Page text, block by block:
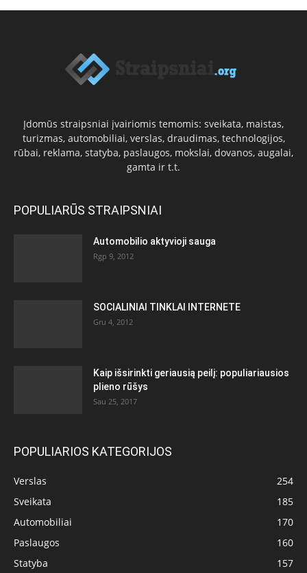
Įdomūs straipsniai įvairiomis temomis: sveikata, maistas,
turizmas, automobiliai, verslas, draudimas, technologijos,
rūbai, reklama, statyba, paslaugos, mokslai, dovanos, augalai,
gamta ir t.t.
POPULIARŪS STRAIPSNIAI
Automobilio aktyvioji sauga
Rgp 9, 2012
SOCIALINIAI TINKLAI INTERNETE
Gru 4, 2012
Kaip išsirinkti geriausią peilį: populiariausios
plieno rūšys
Sau 25, 2017
POPULIARIOS KATEGORIJOS
Verslas
254
Sveikata
185
Automobiliai
170
Paslaugos
160
Statyba
157